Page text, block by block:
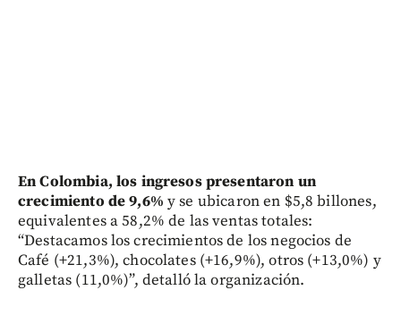
En Colombia, los ingresos presentaron un
crecimiento de 9,6% y se ubicaron en $5,8 billones,
equivalentes a 58,2% de las ventas totales:
“Destacamos los crecimientos de los negocios de
Café (+21,3%), chocolates (+16,9%), otros (+13,0%) y
galletas (11,0%)”, detalló la organización.